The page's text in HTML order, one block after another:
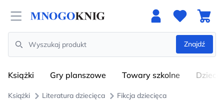
Open menu
Search
Znajdź
Książki Gry planszowe Towary szkolne
Książki Literatura dziecięca Fikcja dziecięca